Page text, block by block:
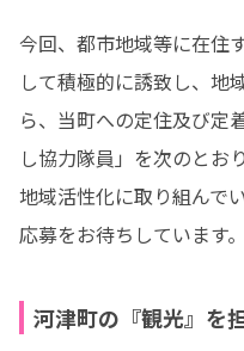
今回、都市地域等に在住
して積極的に誘致し、地
ら、当町への定住及び定
し協力隊員」を次のとお
地域活性化に取り組んで
応募をお待ちしています。
河津町の『観光』を